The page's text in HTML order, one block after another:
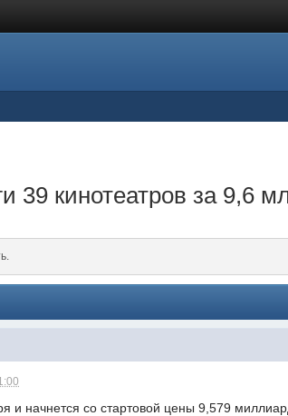
39 кинотеатров за 9,6
и начнется со стартовой цены 9,579